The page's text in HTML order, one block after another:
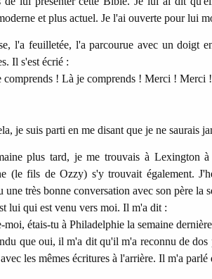
et plus actuel. Je l'ai ouverte pour lui
l'a feuilletée, l'a parcourue avec un doigt
Il s'est écrié :
comprends ! Là je comprends ! Merci ! Merci !
je suis parti en me disant que je ne saurais
plus tard, je me trouvais à Lexington
(le fils de Ozzy) s'y trouvait également.
une très bonne conversation avec son père la
lui qui est venu vers moi. Il m'a dit :
moi, étais-tu à Philadelphie la semaine
que oui, il m'a dit qu'il m'a reconnu de dos
les mêmes écritures à l'arrière. Il m'a